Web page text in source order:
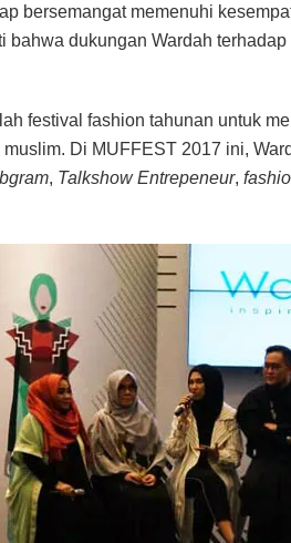
bersemangat memenuhi
bahwa dukungan Wardah
festival fashion tahunan untuk
Di MUFFEST 2017 ini,
, Talkshow Entrepeneur,